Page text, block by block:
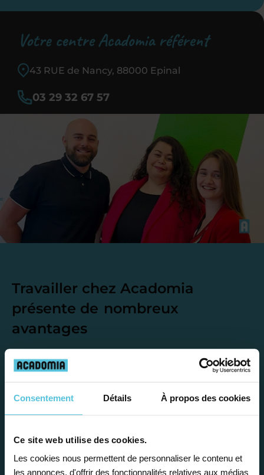
Consentement Détails À propos des cookies
Ce site web utilise des cookies.
Les cookies nous permettent de personnaliser le contenu et
les annonces, d'offrir des fonctionnalités relatives aux médias
Votre centre Acadomia référent
43 RUE de Nancy, 88000 Epinal
03 29 32 67 57
Travailler chez Acadomia
présente de nombreux
avantages
Enseignez près de chez vous, selon
vos horaires
Afin de garantir le meilleur